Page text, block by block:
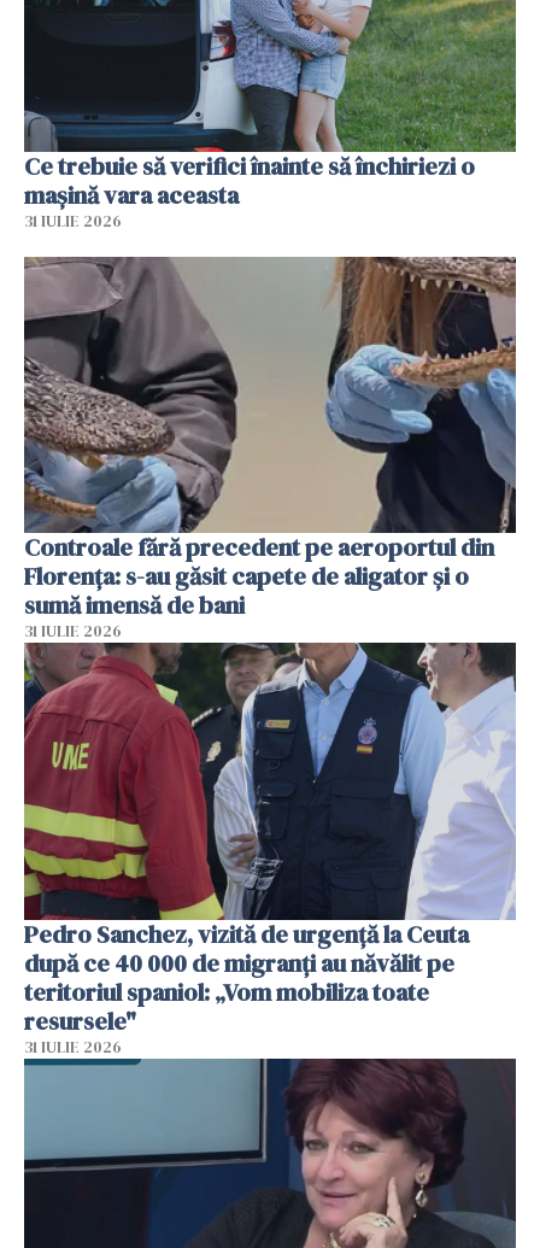
Ce trebuie să verifici înainte să închiriezi o
mașină vara aceasta
31 IULIE 2026
Controale fără precedent pe aeroportul din
Florența: s-au găsit capete de aligator și o
sumă imensă de bani
31 IULIE 2026
Pedro Sanchez, vizită de urgență la Ceuta
după ce 40 000 de migranți au năvălit pe
teritoriul spaniol: „Vom mobiliza toate
resursele"
31 IULIE 2026